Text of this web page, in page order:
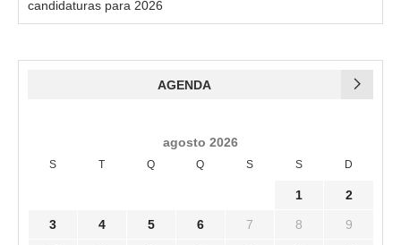
candidaturas para 2026
AGENDA
agosto 2026
S T Q Q S S D
1 2
3 4 5 6 7 8 9